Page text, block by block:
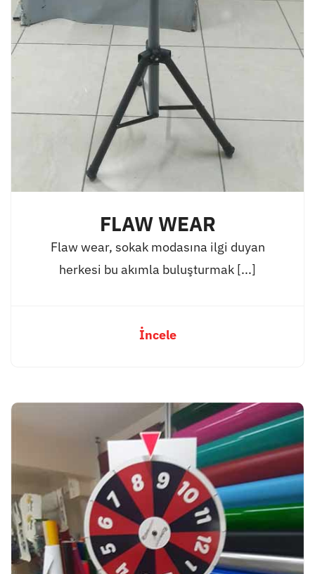
FLAW WEAR
Flaw wear, sokak modasına ilgi duyan
herkesi bu akımla buluşturmak [...]
İncele